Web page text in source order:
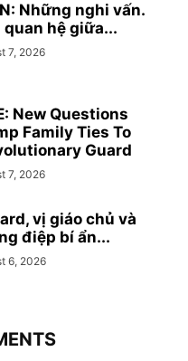
Những nghi vấn.
quan hệ giữa...
7, 2026
New Questions
Family Ties To
Guard
7, 2026
vị giáo chủ và
điệp bí ẩn...
6, 2026